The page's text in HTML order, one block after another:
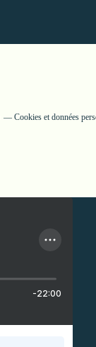
Cookies et données
-22:00